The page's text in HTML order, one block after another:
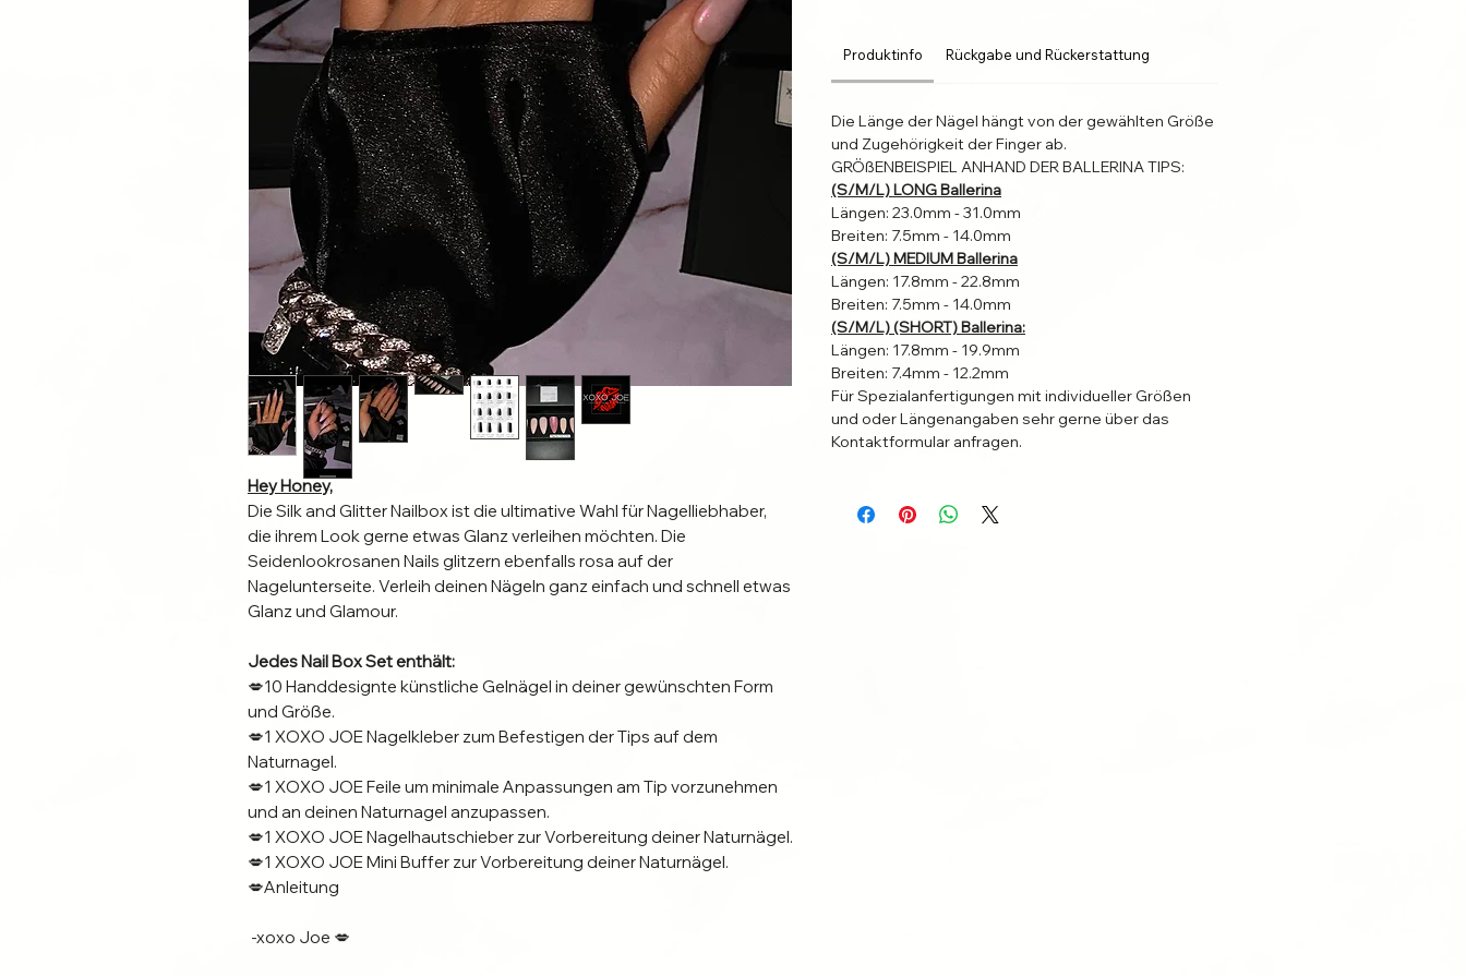
Hey Honey,
Die Silk and Glitter Nailbox ist die ultimative Wahl für Nagelliebhaber,
die ihrem Look gerne etwas Glanz verleihen möchten. Die
Seidenlookrosanen Nails glitzern ebenfalls rosa auf der
Nagelunterseite. Verleih deinen Nägeln ganz einfach und schnell etwas
Glanz und Glamour.
Jedes Nail Box Set enthält:
💋10 Handdesignte künstliche Gelnägel in deiner gewünschten Form
und Größe.
💋1 XOXO JOE Nagelkleber zum Befestigen der Tips auf dem
Naturnagel.
💋1 XOXO JOE Feile um minimale Anpassungen am Tip vorzunehmen
und an deinen Naturnagel anzupassen.
💋1 XOXO JOE Nagelhautschieber zur Vorbereitung deiner Naturnägel.
💋1 XOXO JOE Mini Buffer zur Vorbereitung deiner Naturnägel.
💋Anleitung
-xoxo Joe 💋
Produktinfo Rückgabe und Rückerstattung
Die Länge der Nägel hängt von der gewählten Größe
und Zugehörigkeit der Finger ab.
GRÖßENBEISPIEL ANHAND DER BALLERINA TIPS:
(S/M/L) LONG Ballerina
Längen: 23.0mm - 31.0mm
Breiten: 7.5mm - 14.0mm
(S/M/L) MEDIUM Ballerina
Längen: 17.8mm - 22.8mm
Breiten: 7.5mm - 14.0mm
(S/M/L) (SHORT) Ballerina:
Längen: 17.8mm - 19.9mm
Breiten: 7.4mm - 12.2mm
Für Spezialanfertigungen mit individueller Größen
und oder Längenangaben sehr gerne über das
Kontaktformular anfragen.